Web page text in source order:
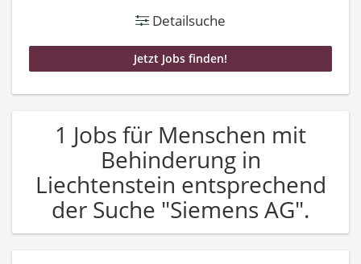
Detailsuche
1 Jobs für Menschen mit
Behinderung in
Liechtenstein entsprechend
der Suche "Siemens AG".